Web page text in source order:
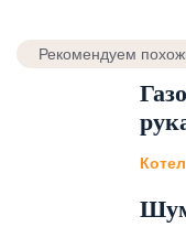
Рекомендуем
Котел